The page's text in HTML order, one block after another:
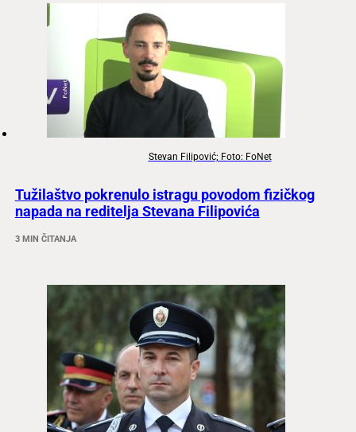
Stevan Filipović; Foto: FoNet
Tužilaštvo pokrenulo istragu povodom fizičkog
napada na reditelja Stevana Filipovića
3 MIN ČITANJA